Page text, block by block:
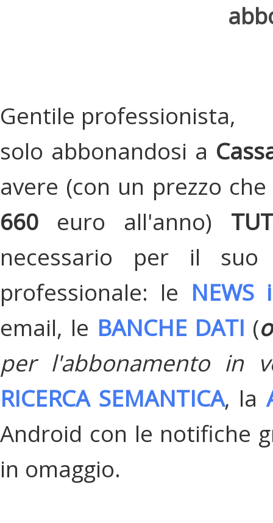
Gentile professionista,
solo abbonandosi a
avere (con un prezzo
660 euro all'anno)
necessario per il suo
professionale: le
email, le BANCHE DATI (
per l'abbonamento in
RICERCA SEMANTICA, la
Android con le notifiche
in omaggio.